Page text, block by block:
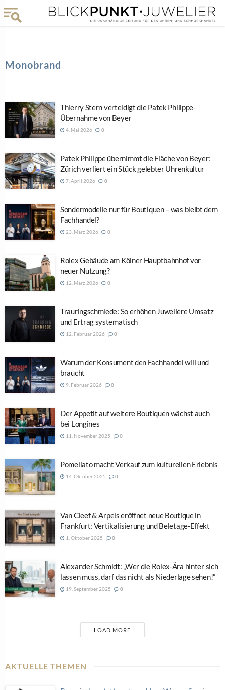
Monobrand
Thierry Stern verteidigt die Patek Philippe-
Übernahme von Beyer
4. Mai 2026 0
Patek Philippe übernimmt die Fläche von Beyer:
Zürich verliert ein Stück gelebter Uhrenkultur
7. April 2026 0
Sondermodelle nur für Boutiquen – was bleibt dem
Fachhandel?
23. März 2026 0
Rolex Gebäude am Kölner Hauptbahnhof vor
neuer Nutzung?
12. März 2026 0
Trauringschmiede: So erhöhen Juweliere Umsatz
und Ertrag systematisch
12. Februar 2026 0
Warum der Konsument den Fachhandel will und
braucht
9. Februar 2026 0
Der Appetit auf weitere Boutiquen wächst auch
bei Longines
11. November 2025 0
Pomellato macht Verkauf zum kulturellen Erlebnis
14. Oktober 2025 0
Van Cleef & Arpels eröffnet neue Boutique in
Frankfurt: Vertikalisierung und Beletage-Effekt
1. Oktober 2025 0
Alexander Schmidt: „Wer die Rolex-Ära hinter sich
lassen muss, darf das nicht als Niederlage sehen!”
19. September 2025 0
LOAD MORE
AKTUELLE THEMEN